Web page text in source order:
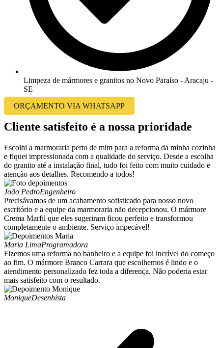
Limpeza de mármores e granitos no Novo Paraíso - Aracaju -
SE
ORÇAMENTO VIA WHATSAPP
Cliente satisfeito é a nossa prioridade
Escolhi a marmoraria perto de mim para a reforma da minha cozinha
e fiquei impressionada com a qualidade do serviço. Desde a escolha
do granito até a instalação final, tudo foi feito com muito cuidado e
atenção aos detalhes. Recomendo a todos!
João PedroEngenheiro
Precisávamos de um acabamento sofisticado para nosso novo
escritório e a equipe da marmoraria não decepcionou. O mármore
Crema Marfil que eles sugeriram ficou perfeito e transformou
completamente o ambiente. Serviço impecável!
Maria LimaProgramadora
Fizemos uma reforma no banheiro e a equipe foi incrível do começo
ao fim. O mármore Branco Carrara que escolhemos é lindo e o
atendimento personalizado fez toda a diferença. Não poderia estar
mais satisfeito com o resultado.
MoniqueDesenhista